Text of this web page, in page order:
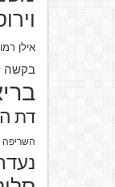
אילן
בקשה
דת
השריפה